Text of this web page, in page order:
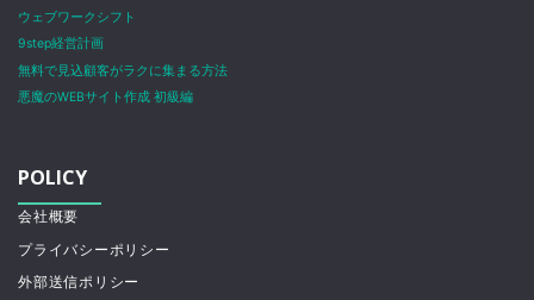
ウェブワークシフト
9step経営計画
無料で見込顧客がラクに集まる方法
悪魔のWEBサイト作成 初級編
POLICY
会社概要
プライバシーポリシー
外部送信ポリシー